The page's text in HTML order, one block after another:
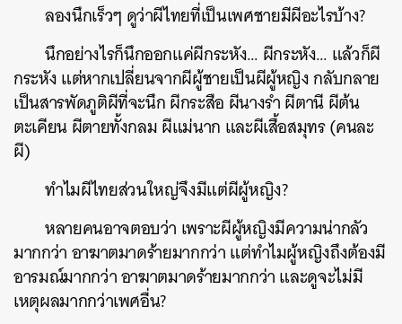
ลองนึกเร็วๆ ดูว่าผีไทยที่เป็นเพศชายมีผีอะไรบ้าง?
นึกอย่างไรก็นึกออกแค่ผีกระหัง… ผีกระหัง… แล้วก็ผี
กระหัง แต่หากเปลี่ยนจากผีผู้ชายเป็นผีผู้หญิง กลับกลาย
เป็นสารพัดภูติผีที่จะนึก ผีกระสือ ผีนางรำ ผีตานี ผีต้น
ตะเคียน ผีตายทั้งกลม ผีแม่นาก และผีเสื้อสมุทร (คนละ
ผี)
ทำไมผีไทยส่วนใหญ่จึงมีแต่ผีผู้หญิง?
หลายคนอาจตอบว่า เพราะผีผู้หญิงมีความน่ากลัว
มากกว่า อาฆาตมาดร้ายมากกว่า แต่ทำไมผู้หญิงถึงต้องมี
อารมณ์มากกว่า อาฆาตมาดร้ายมากกว่า และดูจะไม่มี
เหตุผลมากกว่าเพศอื่น?